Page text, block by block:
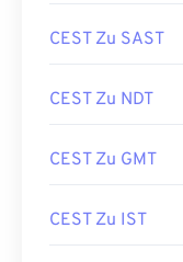
CEST Zu SAST
CEST Zu NDT
CEST Zu GMT
CEST Zu IST